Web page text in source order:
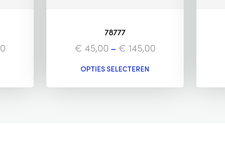
78777
€ 45,00 – € 145,00
OPTIES SELECTEREN